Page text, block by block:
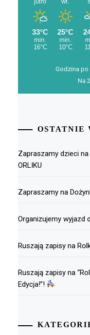
Godzina
Na
OSTATNIE
Zapraszamy dzieci na
ORLIKU
Zapraszamy na
Organizujemy wyjazd
Ruszają zapisy na
Ruszają zapisy na
Edycja!”!